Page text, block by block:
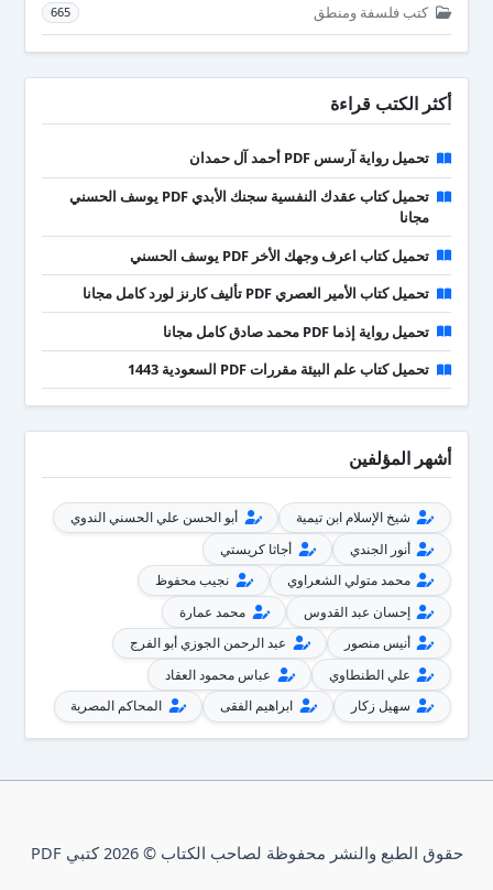
كتب فلسفة ومنطق 665
أكثر الكتب قراءة
تحميل رواية آرسس PDF أحمد آل حمدان
تحميل كتاب عقدك النفسية سجنك الأبدي PDF يوسف الحسني
مجانا
تحميل كتاب اعرف وجهك الأخر PDF يوسف الحسني
تحميل كتاب الأمير العصري PDF تأليف كارنز لورد كامل مجانا
تحميل رواية إذما PDF محمد صادق كامل مجانا
تحميل كتاب علم البيئة مقررات PDF السعودية 1443
أشهر المؤلفين
شيخ الإسلام ابن تيمية
أبو الحسن علي الحسني الندوي
أنور الجندي
أجاثا كريستي
محمد متولي الشعراوي
نجيب محفوظ
إحسان عبد القدوس
محمد عمارة
أنيس منصور
عبد الرحمن الجوزي أبو الفرج
علي الطنطاوي
عباس محمود العقاد
سهيل زكار
ابراهيم الفقى المحاكم المصرية
حقوق الطبع والنشر محفوظة لصاحب الكتاب © 2026 كتبي PDF